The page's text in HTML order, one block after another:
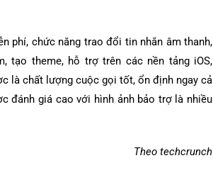
phí, chức năng trao đổi tin nhắn âm thanh,
tạo theme, hỗ trợ trên các nền tảng iOS,
là chất lượng cuộc gọi tốt, ổn định ngay cả
đánh giá cao với hình ảnh bảo trợ là nhiều
Theo techcrunch